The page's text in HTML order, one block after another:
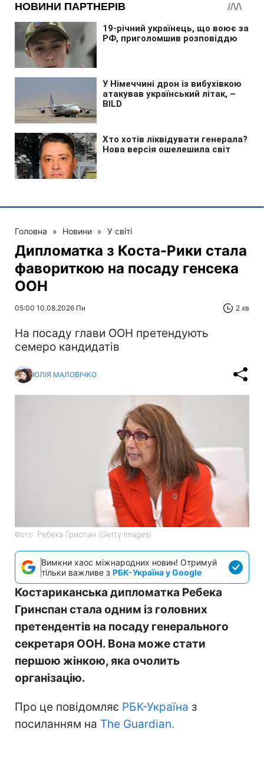
Головна » Новини » У світі
Дипломатка з Коста-Рики стала
фавориткою на посаду генсека
ООН
05:00 10.08.2026 Пн 2 хв
На посаду глави ООН претендують
семеро кандидатів
ЮЛІЯ МАЛОВІЧКО
Фото: Ребека Гриспан (Getty Images)
Вимкни хаос міжнародних новин! Отримуй
тільки важливе з РБК-Україна у Google
Костариканська дипломатка Ребека
Гринспан стала одним із головних
претендентів на посаду генерального
секретаря ООН. Вона може стати
першою жінкою, яка очолить
організацію.
Про це повідомляє РБК-Україна з
посиланням на The Guardian.